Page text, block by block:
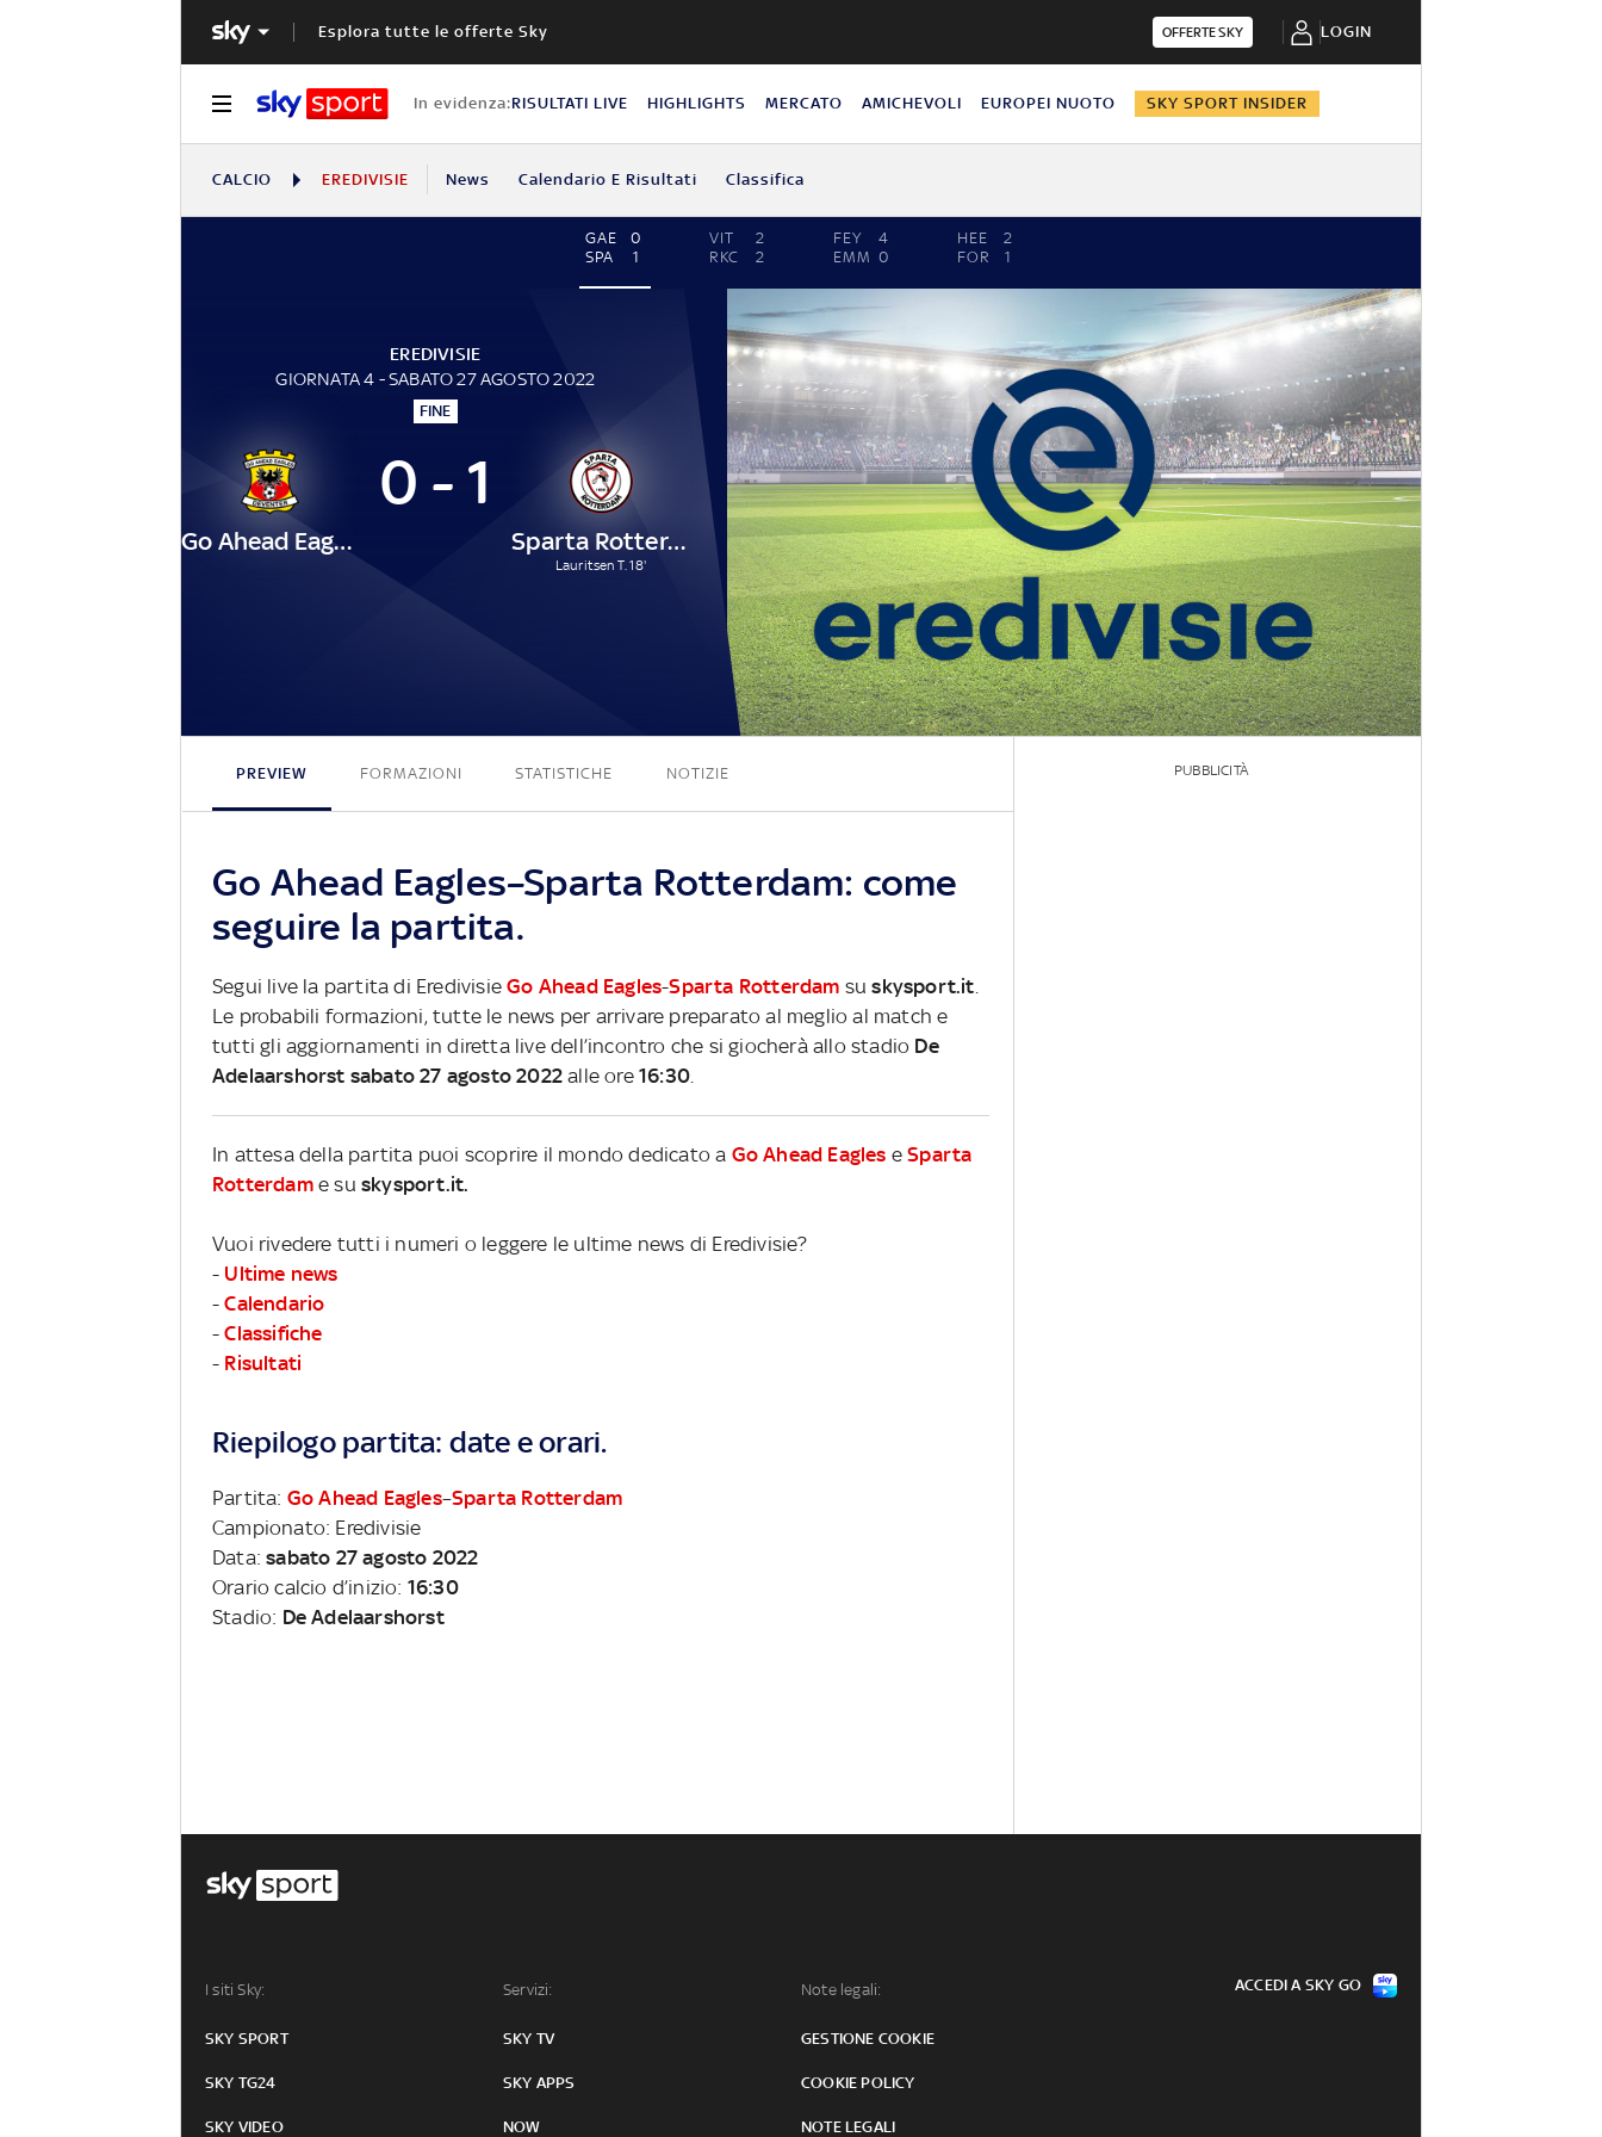
Esplora tutte le offerte Sky OFFERTE SKY LOGIN
In evidenza:RISULTATI LIVE HIGHLIGHTS MERCATO AMICHEVOLI EUROPEI NUOTO SKY SPORT INSIDER
CALCIO EREDIVISIE News Calendario E Risultati Classifica
GAE
0
SPA
1
VIT
2
RKC
2
FEY
4
EMM 0
HEE
2
FOR
1
EREDIVISIE
GIORNATA 4 - SABATO 27 AGOSTO 2022
FINE
Go Ahead Eagles
0 - 1
Sparta Rotterdam
Lauritsen T. 18'
0 - 1
PREVIEW FORMAZIONI STATISTICHE NOTIZIE
Go Ahead Eagles–Sparta Rotterdam: come
seguire la partita.
Segui live la partita di EredivisieGo Ahead Eagles-Sparta Rotterdam suskysport.it
Le probabili formazioni, tutte le news per arrivare preparato al meglio al match e
tutti gli aggiornamenti in diretta live dell’incontro che si giocherà allo stadio De
Adelaarshorst sabato 27 agosto 2022 alle ore 16:30
In attesa della partita puoi scoprire il mondo dedicato a Go Ahead Eagles eSparta
Rotterdame suskysport.it.
Vuoi rivedere tutti i numeri o leggere le ultime news di Eredivisie?
- Ultime news
-Calendario
-Classifiche
- Risultati
Riepilogo partita: date e orari.
Partita: Go Ahead Eagles–Sparta Rotterdam
Campionato: Eredivisie
Data:sabato 27 agosto 2022
Orario calcio d’inizio: 16:30
Stadio: De Adelaarshorst
PUBBLICITÀ
I siti Sky:
SKY SPORT
SKY TG24
SKY VIDEO
Servizi:
SKY TV
SKY APPS
NOW
Note legali:
GESTIONE COOKIE
COOKIE POLICY
NOTE LEGALI
ACCEDI A SKY GO